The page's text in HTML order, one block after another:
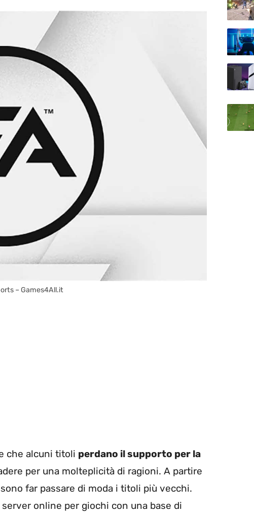
– Games4All.it
che alcuni titoli perdano il supporto per la
per una molteplicità di ragioni. A partire
far passare di moda i titoli più vecchi.
online per giochi con una base di